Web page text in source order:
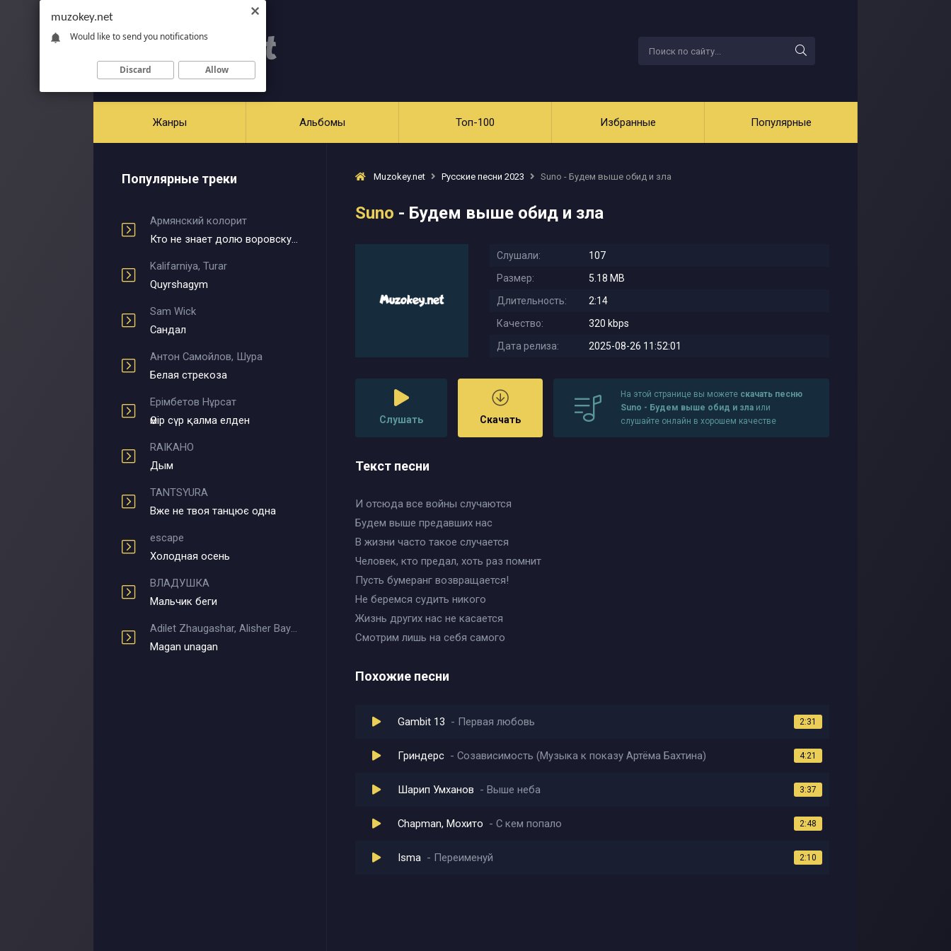
Жанры Альбомы Топ-100 Избранные Популярные
Популярные треки
Армянский колорит
Кто не знает долю воровскую
Kalifarniya, Turar
Quyrshagym
Sam Wick
Сандал
Антон Самойлов, Шура
Белая стрекоза
Ерімбетов Нұрсат
Өмір сүр қалма елден
RAIKAHO
Дым
TANTSYURA
Вже не твоя танцює одна
escape
Холодная осень
ВЛАДУШКА
Мальчик беги
Adilet Zhaugashar, Alisher Bayniyazov
Magan unagan
Muzokey.net Русские песни 2023 Suno - Будем выше обид и зла
Suno - Будем выше обид и зла
Слушали:
107
Размер:
5.18 MB
Длительность:
2:14
Качество:
320 kbps
Дата релиза:
2025-08-26 11:52:01
Слушать Скачать
На этой странице вы можете скачать песню
Suno - Будем выше обид и зла или
слушайте онлайн в хорошем качестве
Текст песни
И отсюда все войны случаются
Будем выше предавших нас
В жизни часто такое случается
Человек, кто предал, хоть раз помнит
Пусть бумеранг возвращается!
Не беремся судить никого
Жизнь других нас не касается
Смотрим лишь на себя самого
Похожие песни
Gambit 13 Первая любовь 2:31
Гриндерс Созависимость (Музыка к показу Артёма Бахтина) 4:21
Шарип Умханов Выше неба 3:37
Chapman, Мохито С кем попало 2:48
Isma Переименуй 2:10
muzokey.net
Would like to send you notifications
Discard Allow